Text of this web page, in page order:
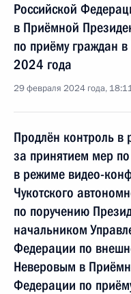
Российской
в Приёмной
по приёму граждан
2024 года
29 февраля 2024 года,
Продлён контроль в
за принятием мер
в режиме видео-
Чукотского
по поручению
начальником
Федерации по
Неверовым в
Федерации по